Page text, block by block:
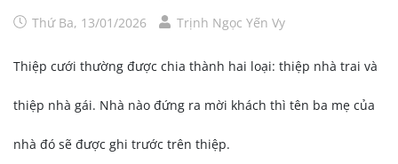
Thứ Ba, 13/01/2026 Trịnh Ngọc Yến Vy
Thiệp cưới thường được chia thành hai loại: thiệp nhà trai và
thiệp nhà gái. Nhà nào đứng ra mời khách thì tên ba mẹ của
nhà đó sẽ được ghi trước trên thiệp.